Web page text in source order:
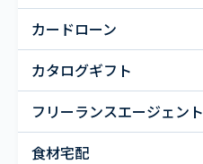
カードローン
カタログギフト
フリーランスエージェント
食材宅配